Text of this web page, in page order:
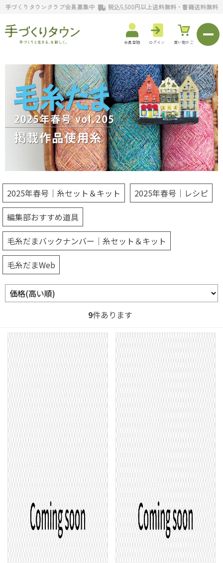
手づくりタウンクラブ会員募集中 税込5,500円以上送料無料・書籍送料無料
会員登録 ログイン 買い物かご
2025年春号｜糸セット＆キット
2025年春号｜レシピ
編集部おすすめ道具
毛糸だまバックナンバー｜糸セット＆キット
毛糸だまWeb
9件あります